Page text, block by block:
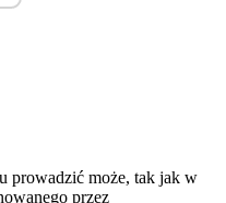
prowadzić może, tak jak w
przez